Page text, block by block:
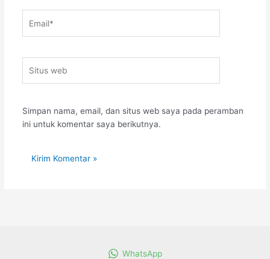
web
Simpan nama, email, dan situs web saya pada peramban
ini untuk komentar saya berikutnya.
WhatsApp